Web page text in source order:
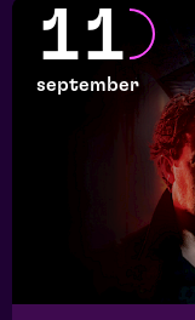
11
september